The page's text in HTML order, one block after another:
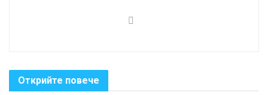
Открийте повече